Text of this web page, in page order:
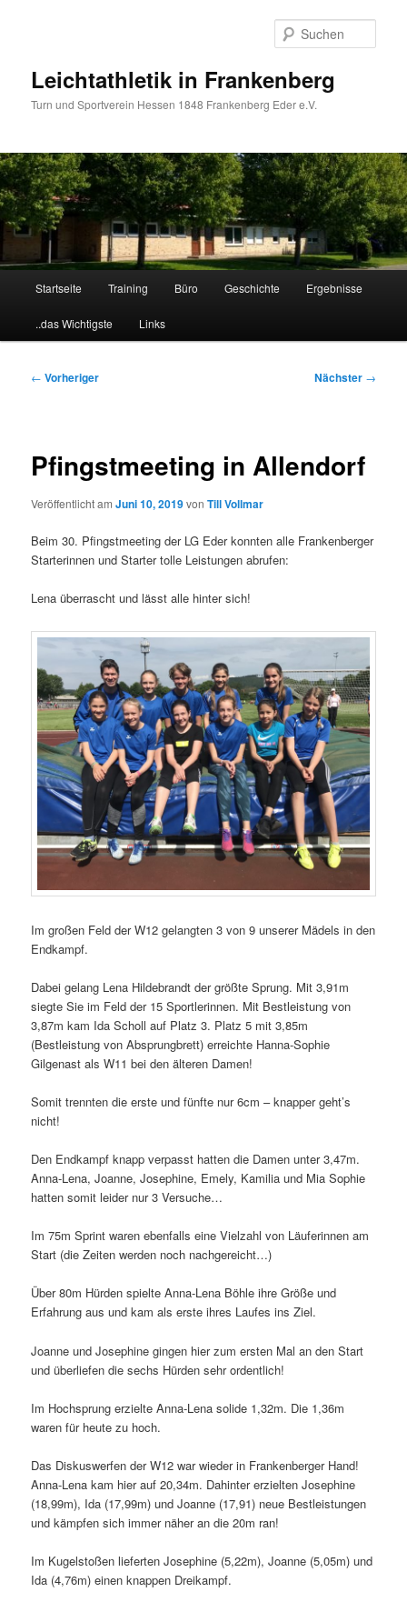
Leichtathletik in Frankenberg
Turn und Sportverein Hessen 1848 Frankenberg Eder e.V.
Startseite Training Büro Geschichte Ergebnisse
..das Wichtigste Links
Beitragsnavigation
← Vorheriger Nächster →
Pfingstmeeting in Allendorf
Veröffentlicht amJuni 10, 2019vonTill Vollmar
Beim 30. Pfingstmeeting der LG Eder konnten alle Frankenberger
Starterinnen und Starter tolle Leistungen abrufen:
Lena überrascht und lässt alle hinter sich!
Im großen Feld der W12 gelangten 3 von 9 unserer Mädels in den
Endkampf.
Dabei gelang Lena Hildebrandt der größte Sprung. Mit 3,91m
siegte Sie im Feld der 15 Sportlerinnen. Mit Bestleistung von
3,87m kam Ida Scholl auf Platz 3. Platz 5 mit 3,85m
(Bestleistung von Absprungbrett) erreichte Hanna-Sophie
Gilgenast als W11 bei den älteren Damen!
Somit trennten die erste und fünfte nur 6cm – knapper geht’s
nicht!
Den Endkampf knapp verpasst hatten die Damen unter 3,47m.
Anna-Lena, Joanne, Josephine, Emely, Kamilia und Mia Sophie
hatten somit leider nur 3 Versuche…
Im 75m Sprint waren ebenfalls eine Vielzahl von Läuferinnen am
Start (die Zeiten werden noch nachgereicht…)
Über 80m Hürden spielte Anna-Lena Böhle ihre Größe und
Erfahrung aus und kam als erste ihres Laufes ins Ziel.
Joanne und Josephine gingen hier zum ersten Mal an den Start
und überliefen die sechs Hürden sehr ordentlich!
Im Hochsprung erzielte Anna-Lena solide 1,32m. Die 1,36m
waren für heute zu hoch.
Das Diskuswerfen der W12 war wieder in Frankenberger Hand!
Anna-Lena kam hier auf 20,34m. Dahinter erzielten Josephine
(18,99m), Ida (17,99m) und Joanne (17,91) neue Bestleistungen
und kämpfen sich immer näher an die 20m ran!
Im Kugelstoßen lieferten Josephine (5,22m), Joanne (5,05m) und
Ida (4,76m) einen knappen Dreikampf.